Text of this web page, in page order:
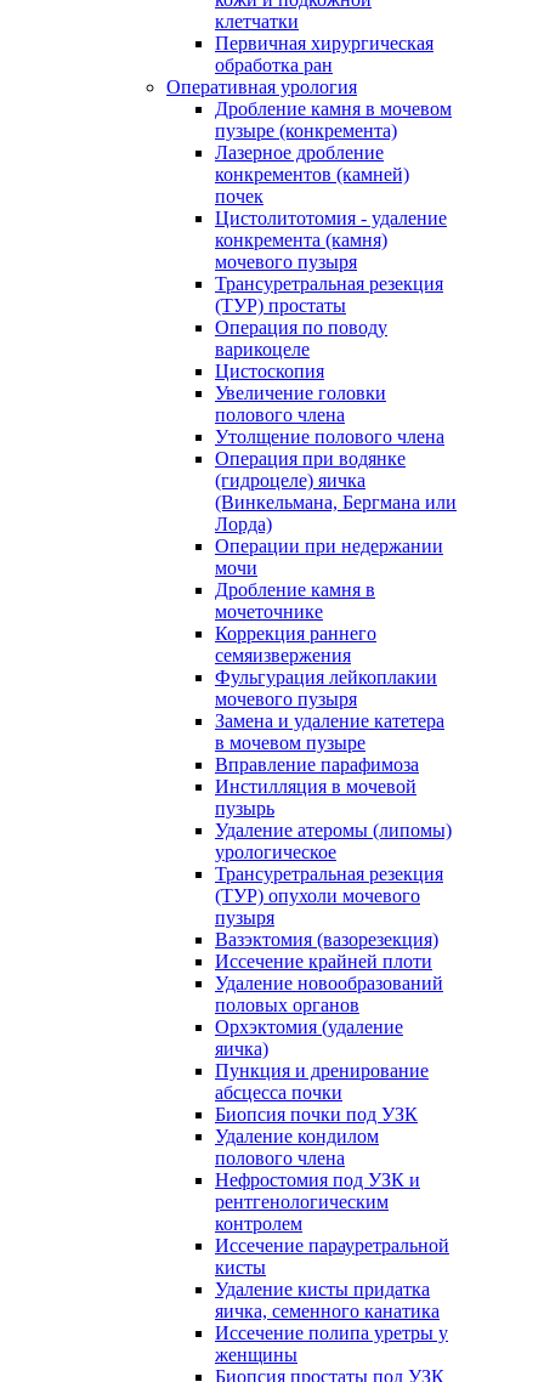
клетчатки
Первичная хирургическая
обработка ран
Оперативная урология
Дробление камня в мочевом
пузыре (конкремента)
Лазерное дробление
конкрементов (камней)
почек
Цистолитотомия - удаление
конкремента (камня)
мочевого пузыря
Трансуретральная резекция
(ТУР) простаты
Операция по поводу
варикоцеле
Цистоскопия
Увеличение головки
полового члена
Утолщение полового члена
Операция при водянке
(гидроцеле) яичка
(Винкельмана, Бергмана или
Лорда)
Операции при недержании
мочи
Дробление камня в
мочеточнике
Коррекция раннего
семяизвержения
Фульгурация лейкоплакии
мочевого пузыря
Замена и удаление катетера
в мочевом пузыре
Вправление парафимоза
Инстилляция в мочевой
пузырь
Удаление атеромы (липомы)
урологическое
Трансуретральная резекция
(ТУР) опухоли мочевого
пузыря
Вазэктомия (вазорезекция)
Иссечение крайней плоти
Удаление новообразований
половых органов
Орхэктомия (удаление
яичка)
Пункция и дренирование
абсцесса почки
Биопсия почки под УЗК
Удаление кондилом
полового члена
Нефростомия под УЗК и
рентгенологическим
контролем
Иссечение парауретральной
кисты
Удаление кисты придатка
яичка, семенного канатика
Иссечение полипа уретры у
женщины
Биопсия простаты под УЗК